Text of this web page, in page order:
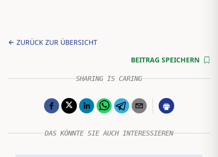
ZURÜCK ZUR ÜBERSICHT
BEITRAG SPEICHERN
SHARING IS CARING
DAS KÖNNTE SIE AUCH INTERESSIEREN